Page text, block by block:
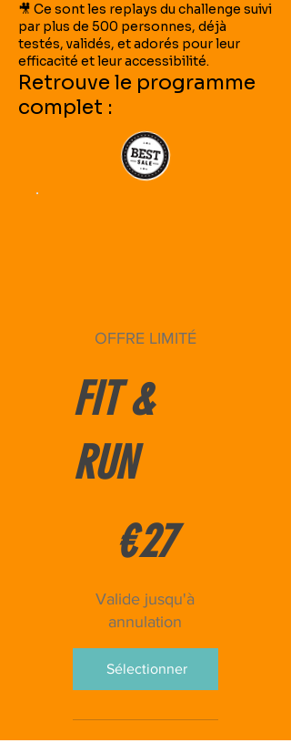
🎥 Ce sont les replays du challenge suivi
par plus de 500 personnes, déjà
testés, validés, et adorés pour leur
efficacité et leur accessibilité.
Retrouve le programme
complet :
OFFRE LIMITÉ
FIT &
RUN
€27
Valide jusqu'à
annulation
Sélectionner